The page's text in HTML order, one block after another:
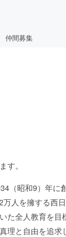
仲間募集
す。
（昭和9）年に
人を擁する西
た全人教育を目
理と自由を追求